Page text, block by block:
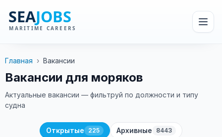
Главная › Вакансии
Вакансии для моряков
Актуальные вакансии — фильтруй по должности и типу
судна
Открытые 225 Архивные 8443